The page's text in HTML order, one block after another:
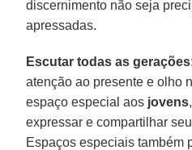
discernimento não seja
apressadas.
Escutar todas as gerações
atenção ao presente e olho
espaço especial aos jovens
expressar e compartilhar
Espaços especiais também